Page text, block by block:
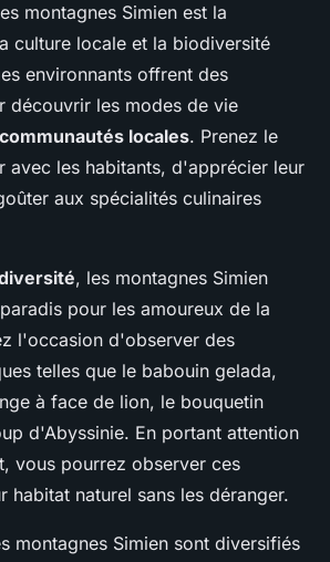
montagnes Simien est la
culture locale et la biodiversité
environnants offrent des
découvrir les modes de vie
communautés locales. Prenez le
avec les habitants, d'apprécier leur
aux spécialités culinaires
, les montagnes Simien
pour les amoureux de la
l'occasion d'observer des
telles que le babouin gelada,
à face de lion, le bouquetin
d'Abyssinie. En portant attention
vous pourrez observer ces
habitat naturel sans les déranger.
montagnes Simien sont diversifiés